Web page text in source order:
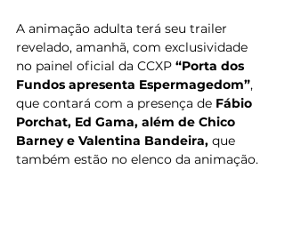
A animação adulta terá seu trailer
revelado, amanhã, com exclusividade
no painel oficial da CCXP “Porta dos
Fundos apresenta Espermagedom”,
que contará com a presença de Fábio
Porchat, Ed Gama, além de Chico
Barney e Valentina Bandeira, que
também estão no elenco da animação.